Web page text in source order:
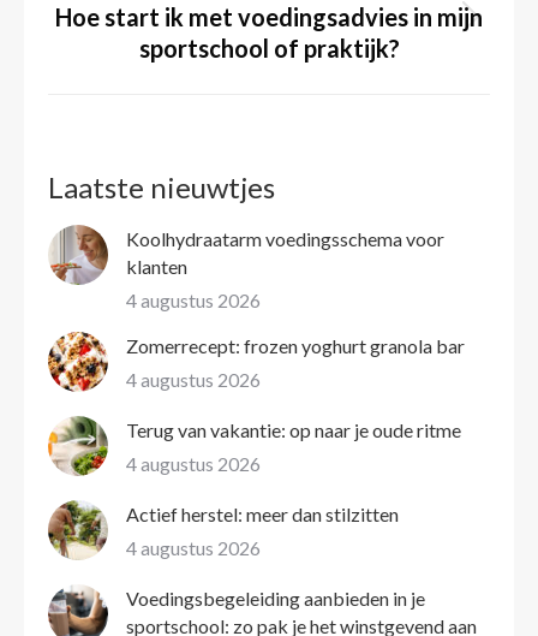
Volgende
pagina
Hoe start ik met voedingsadvies in mijn
sportschool of praktijk?
Laatste nieuwtjes
Koolhydraatarm voedingsschema voor
klanten
4 augustus 2026
Zomerrecept: frozen yoghurt granola bar
4 augustus 2026
Terug van vakantie: op naar je oude ritme
4 augustus 2026
Actief herstel: meer dan stilzitten
4 augustus 2026
Voedingsbegeleiding aanbieden in je
sportschool: zo pak je het winstgevend aan